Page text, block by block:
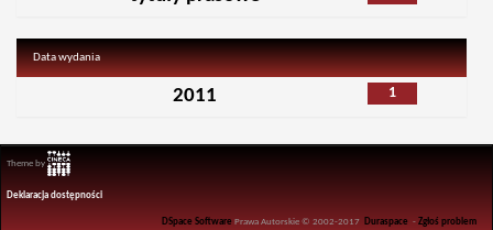
Data wydania
1
2011
Theme by
Deklaracja dostępności
DSpace Software Prawa Autorskie © 2002-2017 Duraspace -Zgłoś problem